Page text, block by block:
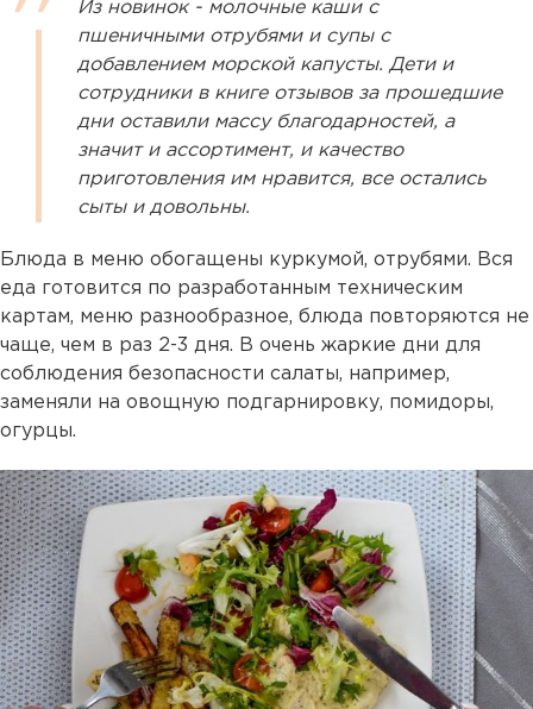
Из новинок - молочные каши с
пшеничными отрубями и супы с
добавлением морской капусты. Дети и
сотрудники в книге отзывов за прошедшие
дни оставили массу благодарностей, а
значит и ассортимент, и качество
приготовления им нравится, все остались
сыты и довольны.
Блюда в меню обогащены куркумой, отрубями. Вся
еда готовится по разработанным техническим
картам, меню разнообразное, блюда повторяются не
чаще, чем в раз 2-3 дня. В очень жаркие дни для
соблюдения безопасности салаты, например,
заменяли на овощную подгарнировку, помидоры,
огурцы.